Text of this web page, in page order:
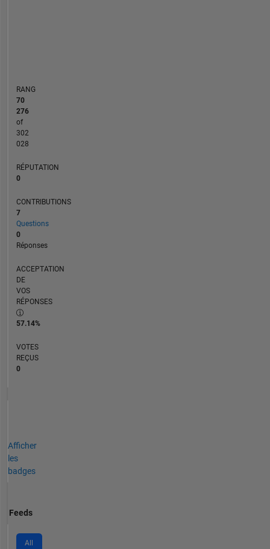
RANG
70
276
of
302
028
RÉPUTATION
0
CONTRIBUTIONS
7
Questions
0
Réponses
ACCEPTATION
DE
VOS
RÉPONSES
57.14%
VOTES
REÇUS
0
Afficher
les
badges
Feeds
All